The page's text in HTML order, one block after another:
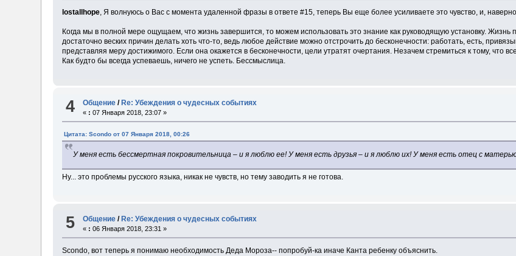
lostallhope, Я волнуюсь о Вас с момента удаленной фразы в ответе #15, теперь Вы еще более усиливаете это чувство, и,
Когда мы в полной мере ощущаем, что жизнь завершится, то можем использовать это знание как руководящую установку.
достаточно веских причин делать хоть что-то, ведь любое действие можно отстрочить до бесконечности: работать, есть,
представляя меру достижимого. Если она окажется в бесконечности, цели утратят очертания. Незачем стремиться к тому, что
Как будто бы всегда успеваешь, ничего не успеть. Бессмыслица.
4 Общение / Re: Убеждения о чудесных событиях
« : 07 Января 2018, 23:07 »
Цитата: Scondo от 07 Января 2018, 00:26
У меня есть бессмертная покровительница – и я люблю ее! У меня есть друзья – и я люблю их! У меня есть отец с
Ну... это проблемы русского языка, никак не чувств, но тему заводить я не готова.
5 Общение / Re: Убеждения о чудесных событиях
« : 06 Января 2018, 23:31 »
Scondo, вот теперь я понимаю необходимость Деда Мороза-- попробуй-ка иначе Канта ребенку объяснить.